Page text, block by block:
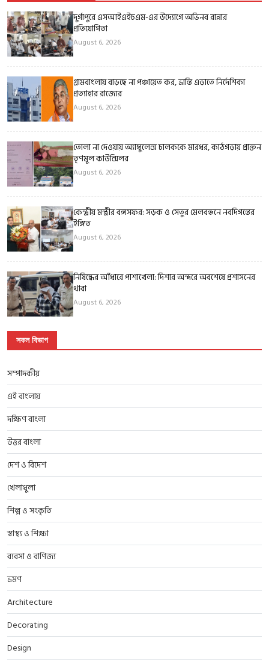
দুর্গাপুরে এসআইএইচএম-এর উদ্যোগে অভিনব রান্নার
প্রতিযোগিতা
August 6, 2026
গ্রামবাংলায় বাড়ছে না পঞ্চায়েত কর, ভ্রান্তি এড়াতে নির্দেশিকা
প্রত্যাহার রাজ্যের
August 6, 2026
তোলা না দেওয়ায় অ্যাম্বুলেন্স চালককে মারধর, কাঠগড়ায় প্রাক্তন
তৃণমূল কাউন্সিলর
August 6, 2026
কেন্দ্রীয় মন্ত্রীর বঙ্গসফর: সড়ক ও সেতুর মেলবন্ধনে নবদিগন্তের
ইঙ্গিত
August 6, 2026
নিষিদ্ধের আঁধারে পাশাখেলা: দিশার অন্দরে অবশেষে প্রশাসনের
থাবা
August 6, 2026
সকল বিভাগ
সম্পাদকীয়
এই বাংলায়
দক্ষিণ বাংলা
উত্তর বাংলা
দেশ ও বিদেশ
খেলাধুলা
শিল্প ও সংকৃতি
স্বাস্থ্য ও শিক্ষা
ব্যবসা ও বাণিজ্য
ভ্রমণ
Architecture
Decorating
Design